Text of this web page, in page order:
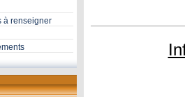
à renseigner